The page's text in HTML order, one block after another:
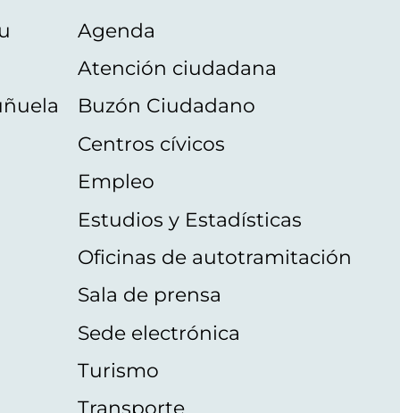
Agenda
Atención ciudadana
Buzón Ciudadano
Centros cívicos
Empleo
Estudios y Estadísticas
Oficinas de autotramitación
Sala de prensa
Sede electrónica
Turismo
Transporte